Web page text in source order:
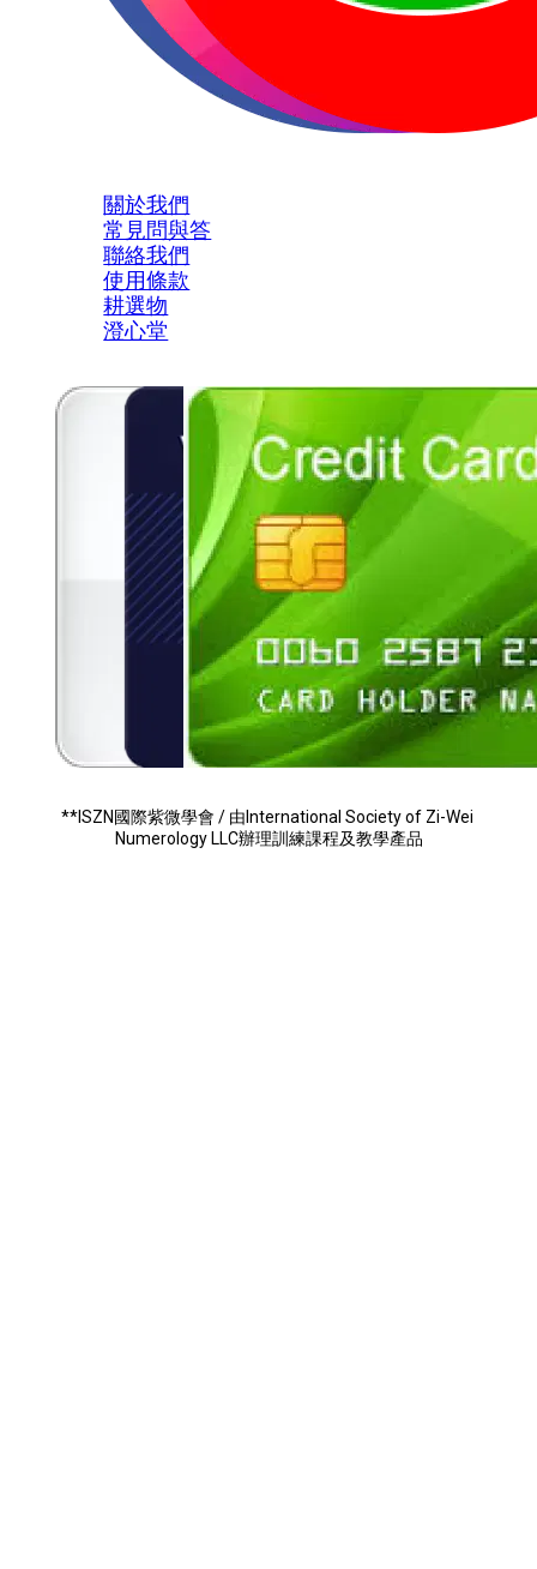
關於我們
常見問與答
聯絡我們
使用條款
耕選物
澄心堂
**ISZN國際紫微學會 / 由International Society of Zi-Wei
Numerology LLC辦理訓練課程及教學產品